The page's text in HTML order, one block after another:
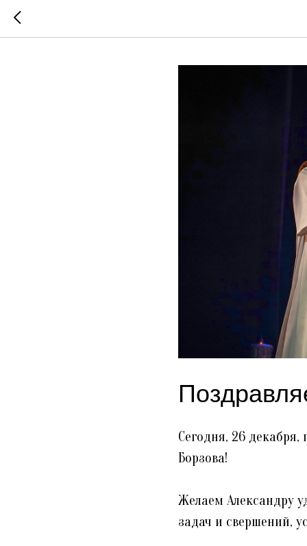
Сегодня, 26
Борзова!
Желаем Александру
задач и свершений,